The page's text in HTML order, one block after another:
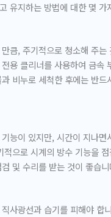
유지하는 방법에 대한 몇 가
큼, 주기적으로 청소해 주는
용 클리너를 사용하여 금속
비누로 세척한 후에는 반드
능이 있지만, 시간이 지나면
적으로 시계의 방수 기능을
및 수리를 받는 것이 좋습니
사광선과 습기를 피해야 합